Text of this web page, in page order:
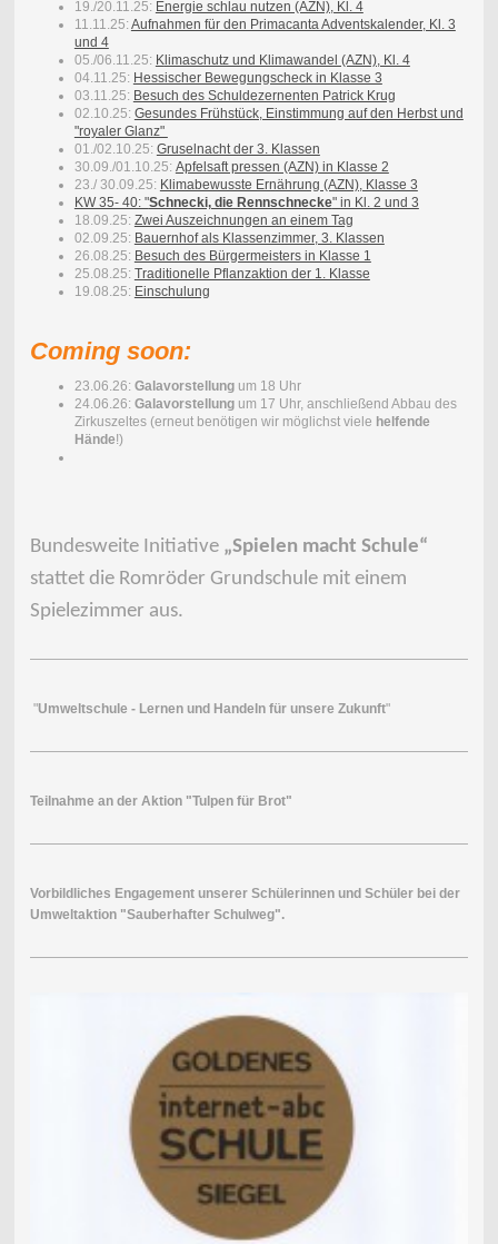
19./20.11.25: Energie schlau nutzen (AZN), Kl. 4
11.11.25: Aufnahmen für den Primacanta Adventskalender, Kl. 3
und 4
05./06.11.25: Klimaschutz und Klimawandel (AZN), Kl. 4
04.11.25: Hessischer Bewegungscheck in Klasse 3
03.11.25: Besuch des Schuldezernenten Patrick Krug
02.10.25: Gesundes Frühstück, Einstimmung auf den Herbst und
"royaler Glanz"
01./02.10.25: Gruselnacht der 3. Klassen
30.09./01.10.25: Apfelsaft pressen (AZN) in Klasse 2
23./ 30.09.25: Klimabewusste Ernährung (AZN), Klasse 3
KW 35- 40: "Schnecki, die Rennschnecke" in Kl. 2 und 3
18.09.25: Zwei Auszeichnungen an einem Tag
02.09.25: Bauernhof als Klassenzimmer, 3. Klassen
26.08.25: Besuch des Bürgermeisters in Klasse 1
25.08.25: Traditionelle Pflanzaktion der 1. Klasse
19.08.25: Einschulung
Coming soon:
23.06.26: Galavorstellungum 18 Uhr
24.06.26: Galavorstellungum 17 Uhr, anschließend Abbau des
Zirkuszeltes (erneut benötigen wir möglichst viele helfende
Hände!)
Bundesweite Initiative „Spielen macht Schule“
stattet die Romröder Grundschule mit einem
Spielezimmer aus.
"Umweltschule - Lernen und Handeln für unsere Zukunft"
Teilnahme an der Aktion "Tulpen für Brot"
Vorbildliches Engagement unserer Schülerinnen und Schüler bei der
Umweltaktion "Sauberhafter Schulweg".